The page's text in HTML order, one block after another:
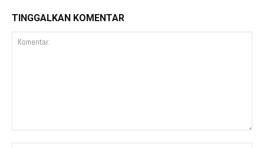
TINGGALKAN KOMENTAR